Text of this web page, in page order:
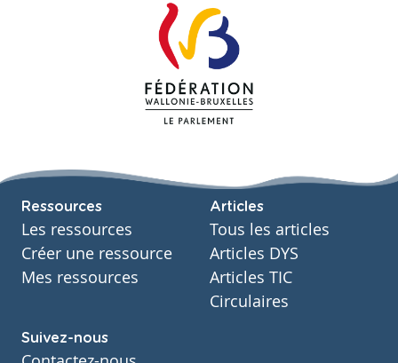
Ressources
Les ressources
Créer une ressource
Mes ressources
Articles
Tous les articles
Articles DYS
Articles TIC
Circulaires
Suivez-nous